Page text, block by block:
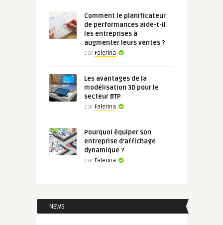
Comment le planificateur
de performances aide-t-il
les entreprises à
augmenter leurs ventes ?
par Falerina
Les avantages de la
modélisation 3D pour le
secteur BTP
par Falerina
Pourquoi équiper son
entreprise d’affichage
dynamique ?
par Falerina
NEWS